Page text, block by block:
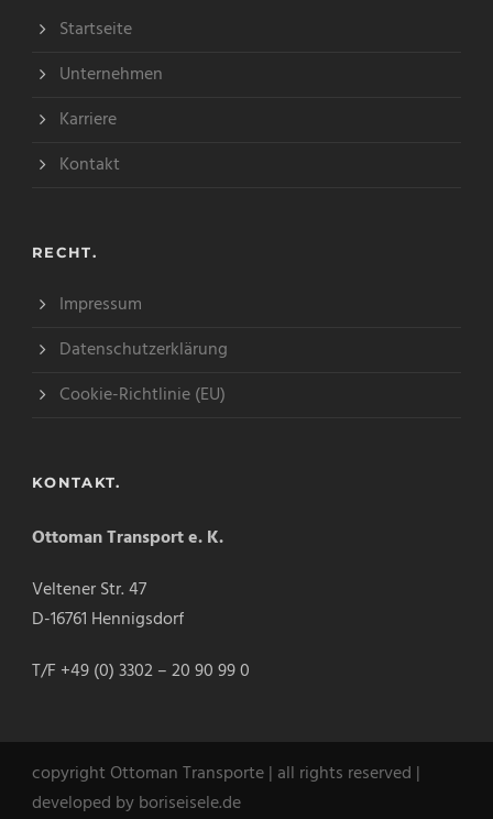
Startseite
Unternehmen
Karriere
Kontakt
RECHT.
Impressum
Datenschutzerklärung
Cookie-Richtlinie (EU)
KONTAKT.
Ottoman Transport e. K.
Veltener Str. 47
D-16761 Hennigsdorf
T/F +49 (0) 3302 – 20 90 99 0
copyright Ottoman Transporte | all rights reserved |
developed by boriseisele.de